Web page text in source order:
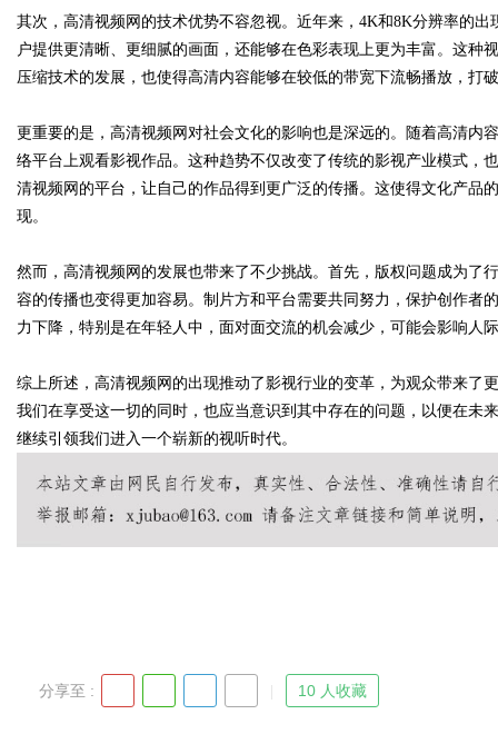
d
其次，高清视频网的技术优势不容忽视。近年来，4K和8K分辨率的
户提供更清晰、更细腻的画面，还能够在色彩表现上更为丰富。这种
压缩技术的发展，也使得高清内容能够在较低的带宽下流畅播放，打
更重要的是，高清视频网对社会文化的影响也是深远的。随着高清内
络平台上观看影视作品。这种趋势不仅改变了传统的影视产业模式，
清视频网的平台，让自己的作品得到更广泛的传播。这使得文化产品
现。
然而，高清视频网的发展也带来了不少挑战。首先，版权问题成为了
容的传播也变得更加容易。制片方和平台需要共同努力，保护创作者
力下降，特别是在年轻人中，面对面交流的机会减少，可能会影响人
综上所述，高清视频网的出现推动了影视行业的变革，为观众带来了
我们在享受这一切的同时，也应当意识到其中存在的问题，以便在未
继续引领我们进入一个崭新的视听时代。
分享至 : 10 人收藏